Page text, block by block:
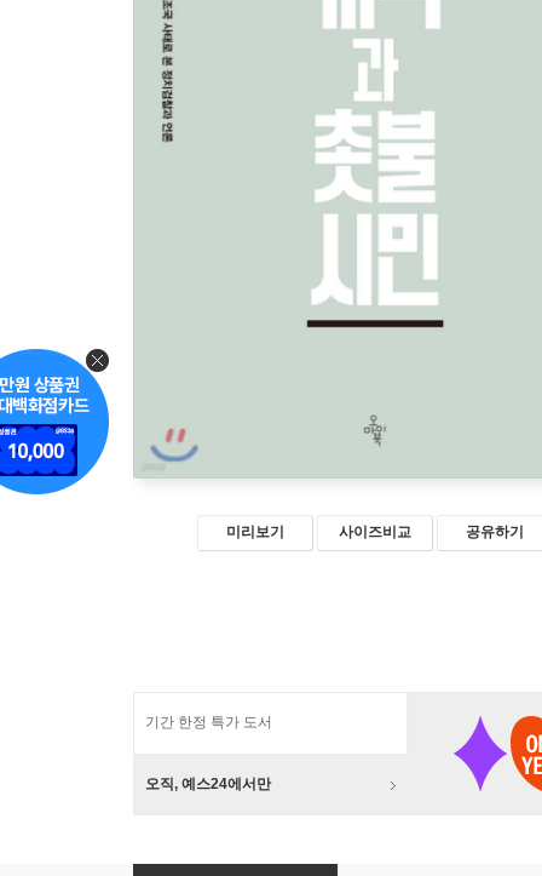
미리보기 사이즈비교 공유하기
기간 한정 특가 도서
오직, 예스24에서만